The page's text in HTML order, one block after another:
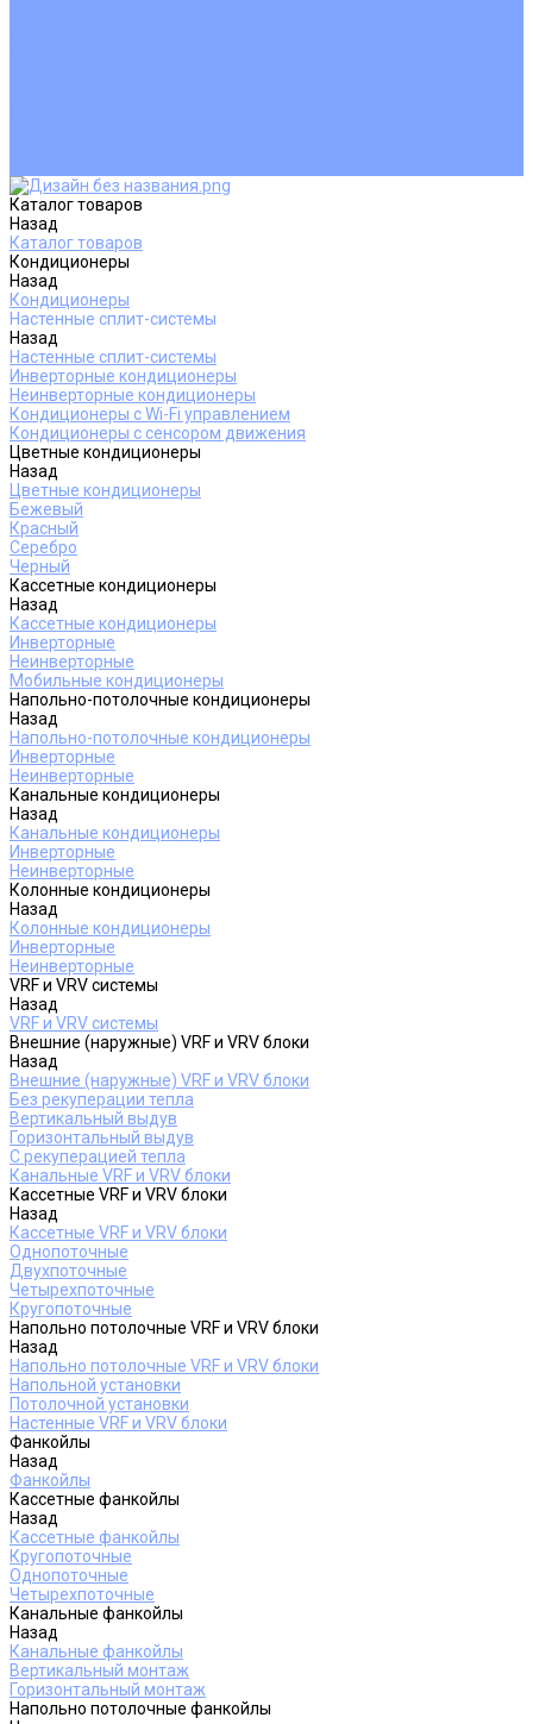
Каталог товаров
Назад
Каталог товаров
Кондиционеры
Назад
Кондиционеры
Настенные сплит-системы
Назад
Настенные сплит-системы
Инверторные кондиционеры
Неинверторные кондиционеры
Кондиционеры с Wi-Fi управлением
Кондиционеры с сенсором движения
Цветные кондиционеры
Назад
Цветные кондиционеры
Бежевый
Красный
Серебро
Черный
Кассетные кондиционеры
Назад
Кассетные кондиционеры
Инверторные
Неинверторные
Мобильные кондиционеры
Напольно-потолочные кондиционеры
Назад
Напольно-потолочные кондиционеры
Инверторные
Неинверторные
Канальные кондиционеры
Назад
Канальные кондиционеры
Инверторные
Неинверторные
Колонные кондиционеры
Назад
Колонные кондиционеры
Инверторные
Неинверторные
VRF и VRV системы
Назад
VRF и VRV системы
Внешние (наружные) VRF и VRV блоки
Назад
Внешние (наружные) VRF и VRV блоки
Без рекуперации тепла
Вертикальный выдув
Горизонтальный выдув
С рекуперацией тепла
Канальные VRF и VRV блоки
Кассетные VRF и VRV блоки
Назад
Кассетные VRF и VRV блоки
Однопоточные
Двухпоточные
Четырехпоточные
Кругопоточные
Напольно потолочные VRF и VRV блоки
Назад
Напольно потолочные VRF и VRV блоки
Напольной установки
Потолочной установки
Настенные VRF и VRV блоки
Фанкойлы
Назад
Фанкойлы
Кассетные фанкойлы
Назад
Кассетные фанкойлы
Кругопоточные
Однопоточные
Четырехпоточные
Канальные фанкойлы
Назад
Канальные фанкойлы
Вертикальный монтаж
Горизонтальный монтаж
Напольно потолочные фанкойлы